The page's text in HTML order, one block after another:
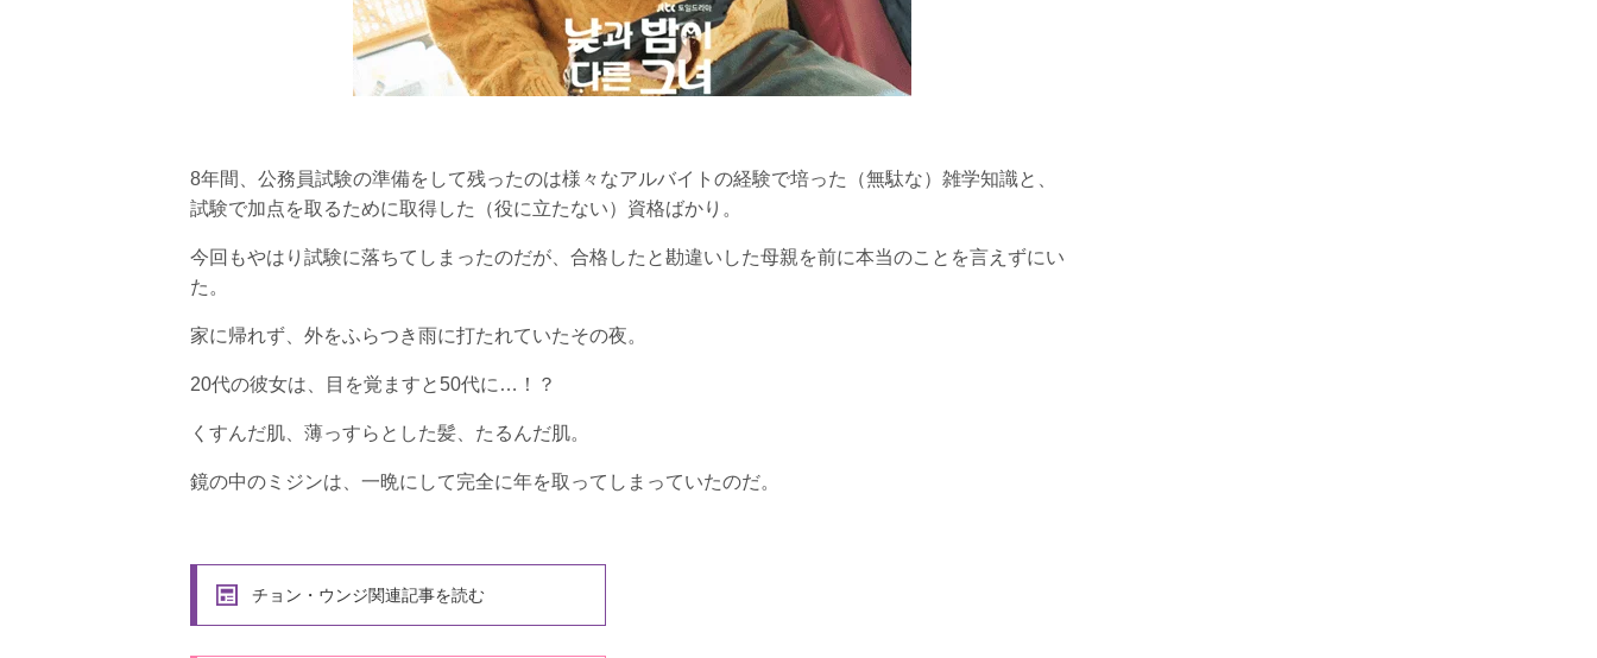
8年間、公務員試験の準備をして残ったのは様々なアルバイトの経験で培った（無駄な）雑学知識と、
試験で加点を取るために取得した（役に立たない）資格ばかり。
今回もやはり試験に落ちてしまったのだが、合格したと勘違いした母親を前に本当のことを言えずにい
た。
家に帰れず、外をふらつき雨に打たれていたその夜。
20代の彼女は、目を覚ますと50代に…！？
くすんだ肌、薄っすらとした髪、たるんだ肌。
鏡の中のミジンは、一晩にして完全に年を取ってしまっていたのだ。
チョン・ウンジ関連記事を読む